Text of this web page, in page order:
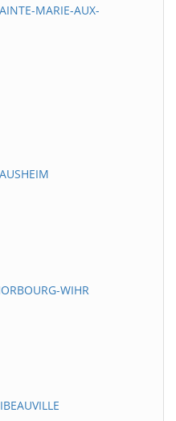
MARIE-AUX-
WIHR